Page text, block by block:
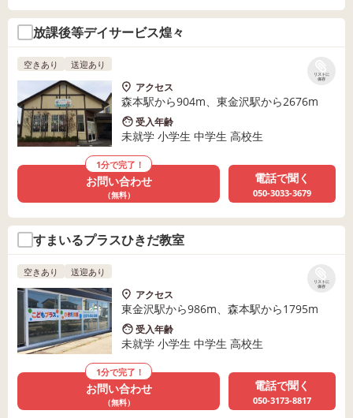
放課後等デイサービス煌々
リストに
保存
空きあり 送迎あり
アクセス
森本駅から904m、東金沢駅から2676m
受入年齢
未就学 小学生 中学生 高校生
1分で完了！
お問い合わせ
（無料）
電話で聞く
050-3033-3679
すまいるプラスひきだ教室
リストに
保存
空きあり 送迎あり
アクセス
東金沢駅から986m、森本駅から1795m
受入年齢
未就学 小学生 中学生 高校生
1分で完了！
お問い合わせ
（無料）
電話で聞く
050-3173-8817